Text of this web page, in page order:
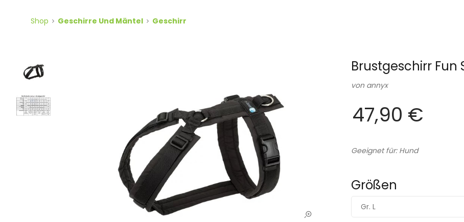
Shop Geschirre Und Mäntel Geschirr
Brustgeschirr Fun
von annyx
47,90 €
Geeignet für: Hund
Größen
Gr. L